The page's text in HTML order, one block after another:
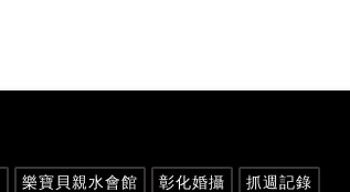
樂寶貝親水會館 彰化婚攝
抓週記錄